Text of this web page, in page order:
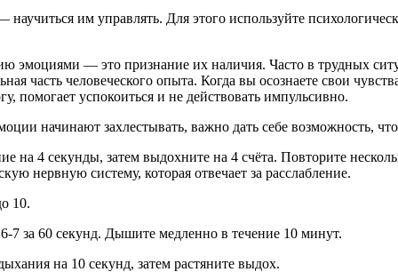
им управлять. Для этого используйте
— это признание их наличия. Часто в трудных
часть человеческого опыта. Когда вы осознаете свои
помогает успокоиться и не действовать импульсивно.
начинают захлестывать, важно дать себе возможность,
на 4 секунды, затем выдохните на 4 счёта. Повторите
нервную систему, которая отвечает за расслабление.
10.
7 за 60 секунд. Дышите медленно в течение 10 минут.
на 10 секунд, затем растяните выдох.